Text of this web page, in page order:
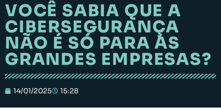
VOCÊ SABIA QUE A
CIBERSEGURANÇA
NÃO É SÓ PARA AS
GRANDES EMPRESAS?
14/01/2025 15:28